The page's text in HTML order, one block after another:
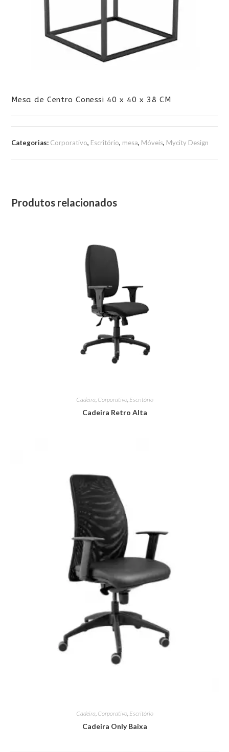
Mesa de Centro Conessi 40 x 40 x 38 CM
Categorias: Corporativo, Escritório, mesa, Móveis, Mycity Design
Produtos relacionados
Cadeira, Corporativo, Escritório
Cadeira Retro Alta
Cadeira Corporativo, Escritório
Cadeira Only Baixa